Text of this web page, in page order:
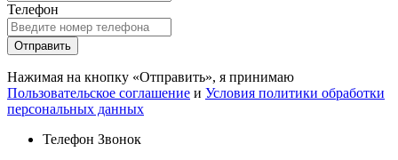
Телефон
Отправить
Нажимая на кнопку «Отправить», я принимаю
Пользовательское соглашение и Условия политики обработки
персональных данных
Телефон Звонок